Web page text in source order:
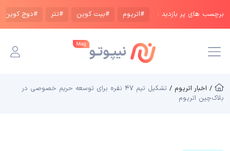
برچسب های پر بازدید : #اتریوم #بیت کوین #تتر #دوج کوین
/ اخبار اتریوم /
تشکیل تیم ۴۷ نفره برای توسعه حریم خصوصی در
بلاک‌چین اتریوم